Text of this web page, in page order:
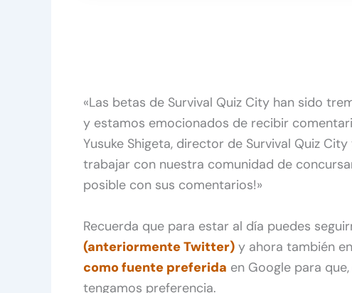
«Las betas de Survival Quiz City han sido
y estamos emocionados de recibir
Yusuke Shigeta, director de Survival Quiz City
trabajar con nuestra comunidad de
posible con sus comentarios!»
Recuerda que para estar al día puedes
(anteriormente Twitter) y ahora también en
como fuente preferida en Google para
tengamos preferencia.